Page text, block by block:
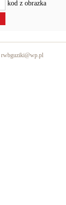
kod z obrazka
rwbguziki@wp.pl